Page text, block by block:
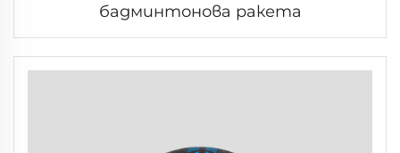
бадминтонова ракета